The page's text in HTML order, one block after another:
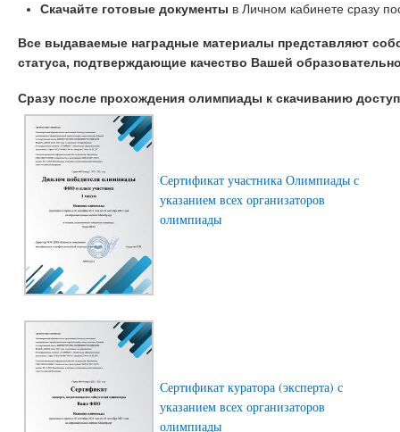
Скачайте готовые документы в Личном кабинете сразу
Все выдаваемые наградные материалы представляют
статуса, подтверждающие качество Вашей
Сразу после прохождения олимпиады к скачиванию
Сертификат участника Олимпиады с
указанием всех организаторов
олимпиады
Сертификат куратора (эксперта) с
указанием всех организаторов
олимпиады